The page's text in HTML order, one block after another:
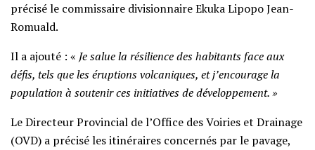
précisé le commissaire divisionnaire Ekuka Lipopo Jean-
Romuald.
Il a ajouté : « Je salue la résilience des habitants face aux
défis, tels que les éruptions volcaniques, et j’encourage la
population à soutenir ces initiatives de développement. »
Le Directeur Provincial de l’Office des Voiries et Drainage
(OVD) a précisé les itinéraires concernés par le pavage,